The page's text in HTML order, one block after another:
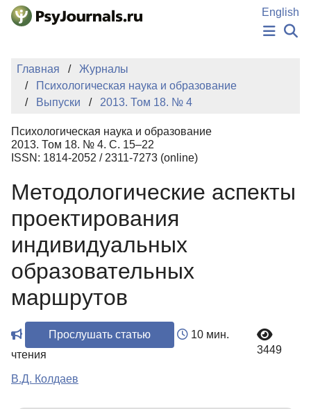
Перейти к основному содержанию
English
НОВОСТИ
ИЗДАНИЯ
АВТОРЫ
БАЗА ЗНАНИЙ
КЛЮЧЕВЫЕ СЛОВА
Регистрация
Главная
Журналы
Психологическая наука и образование
Выпуски
2013. Том 18. № 4
Психологическая наука и образование
2013. Том 18. № 4. С. 15–22
ISSN: 1814-2052 / 2311-7273 (online)
Методологические аспекты
проектирования
индивидуальных
образовательных
маршрутов
Прослушать статью
10 мин.
чтения
3449
В.Д. Колдаев